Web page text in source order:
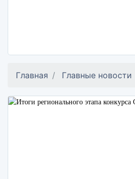
Главная Главные новости